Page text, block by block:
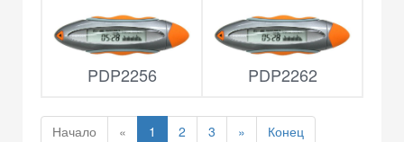
PDP2256 PDP2262
Начало « 1 2 3 » Конец